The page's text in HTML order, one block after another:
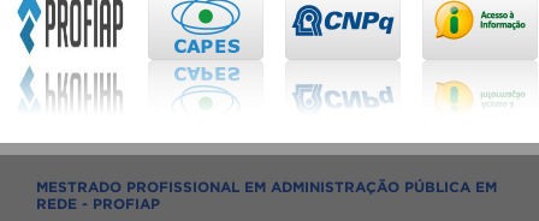
MESTRADO PROFISSIONAL EM ADMINISTRAÇÃO PÚBLICA EM
REDE - PROFIAP